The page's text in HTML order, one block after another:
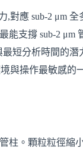
,對應 sub-2 μm 全
能支撐 sub-2 μm
短分析時間的潛
與操作最敏感的
柱。顆粒粒徑縮